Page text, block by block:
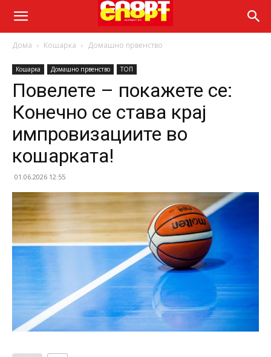
Дома Кошарка Домашно првенство
Кошарка Домашно првенство ТОП
Повелете – покажете се:
Конечно се става крај
импровизациите во
кошарката!
01.06.2026 12:55